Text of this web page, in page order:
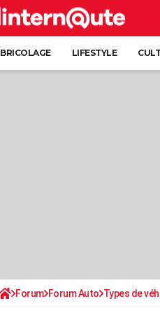
BRICOLAGE LIFESTYLE
Forum Forum Auto Types de